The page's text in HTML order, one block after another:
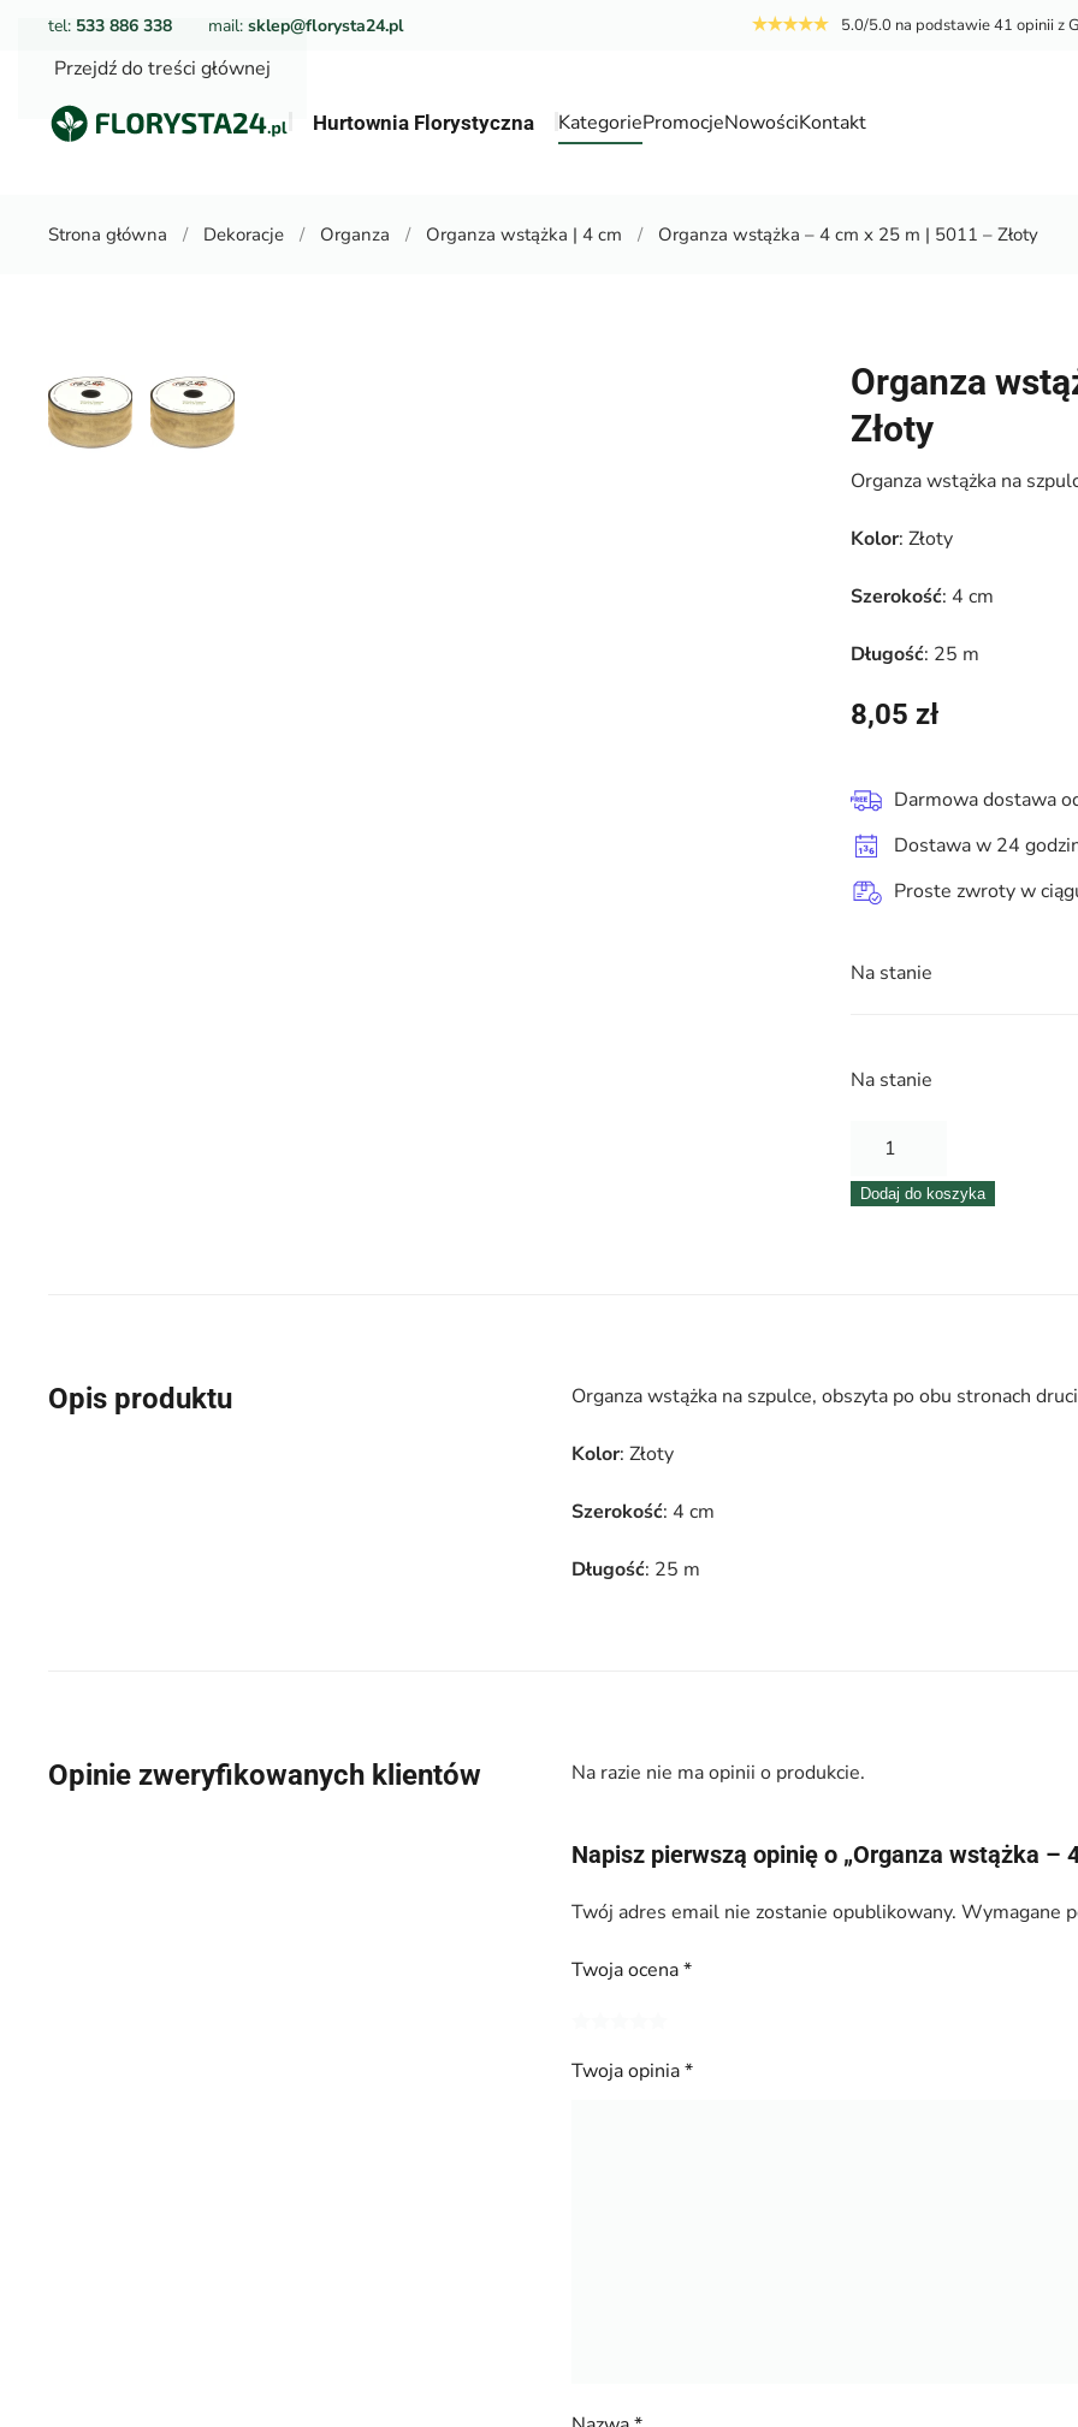
Przejdź do treści głównej
tel: 533 886 338 mail: sklep@florysta24.pl 5.0/5.0 na podstawie 41 opinii z
Hurtownia Florystyczna KategoriePromocjeNowościKontakt
Strona główna Dekoracje Organza Organza wstążka | 4 cm Organza wstążka – 4 cm x 25 m | 5011 – Złoty
Organza
Złoty
Organza wstążka na
Kolor: Złoty
Szerokość: 4 cm
Długość: 25 m
8,05 zł
Darmowa dostawa
Dostawa w 24
Proste zwroty w
Na stanie
Na stanie
ilość
wstążka
m
Dodaj do koszyka
Opis produktu Organza wstążka na szpulce, obszyta po obu stronach
Kolor: Złoty
Szerokość: 4 cm
Długość: 25 m
Opinie zweryfikowanych klientów Na razie nie ma opinii o produkcie.
Napisz pierwszą opinię o „Organza wstążka –
Twój adres email nie zostanie opublikowany. Wymagane
Twoja ocena*
Twoja opinia*